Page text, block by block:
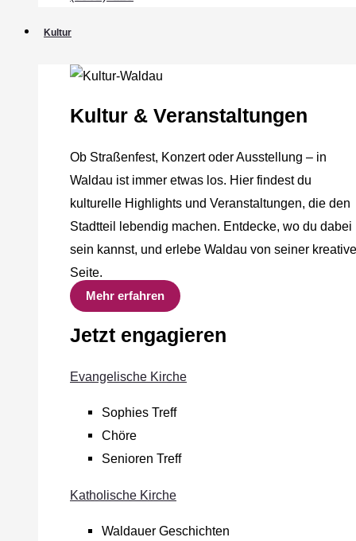
Kultur
Kultur & Veranstaltungen
Ob Straßenfest, Konzert oder Ausstellung – in
Waldau ist immer etwas los. Hier findest du
kulturelle Highlights und Veranstaltungen, die den
Stadtteil lebendig machen. Entdecke, wo du dabei
sein kannst, und erlebe Waldau von seiner
Seite.
Mehr erfahren
Jetzt engagieren
Evangelische Kirche
Sophies Treff
Chöre
Senioren Treff
Katholische Kirche
Waldauer Geschichten